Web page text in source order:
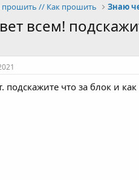
// Как прошить Знаю
всем!
подскажите что за блок и